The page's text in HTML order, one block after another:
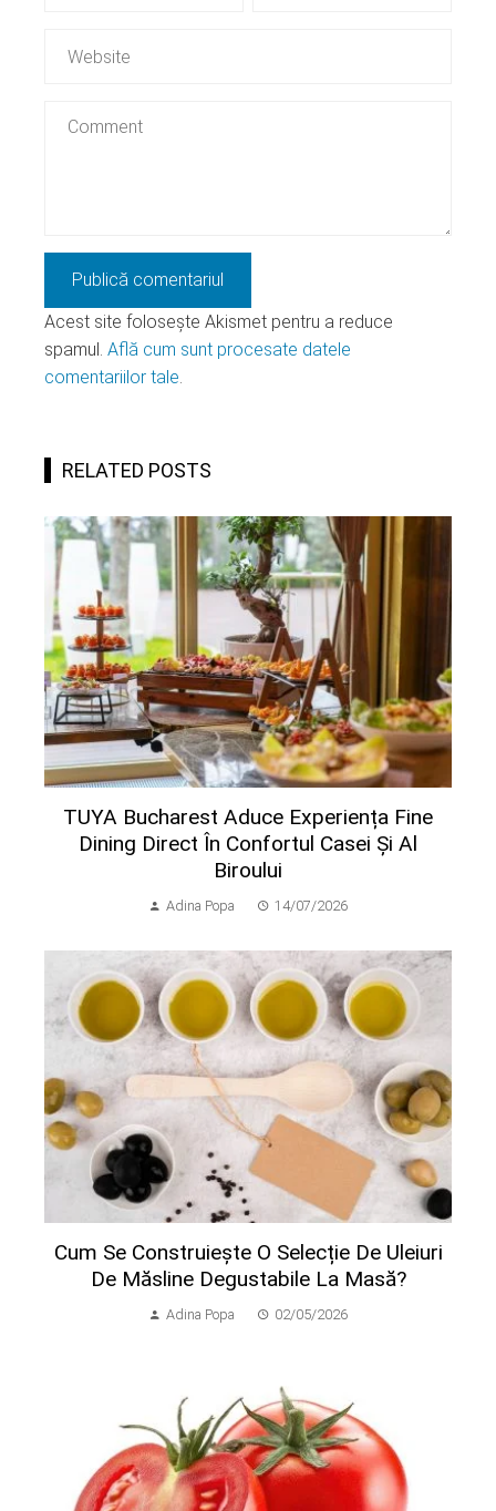
Acest site folosește Akismet pentru a reduce
spamul. Află cum sunt procesate datele
comentariilor tale.
RELATED POSTS
TUYA Bucharest Aduce Experiența Fine
Dining Direct În Confortul Casei Și Al
Biroului
Adina Popa 14/07/2026
Cum Se Construiește O Selecție De Uleiuri
De Măsline Degustabile La Masă?
Adina Popa 02/05/2026